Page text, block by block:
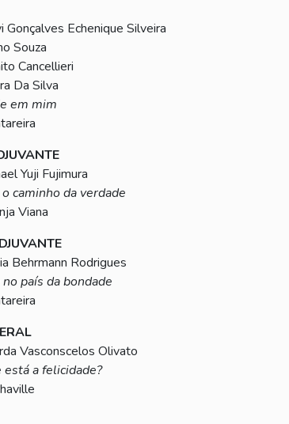
Gonçalves Echenique Silveira
Souza
Cancellieri
Da Silva
em mim
Yuji Fujimura
caminho da verdade
Viana
Behrmann Rodrigues
país da bondade
Vasconscelos Olivato
está a felicidade?